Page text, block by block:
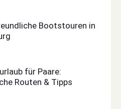
Bootstouren in
für Paare:
Routen & Tipps